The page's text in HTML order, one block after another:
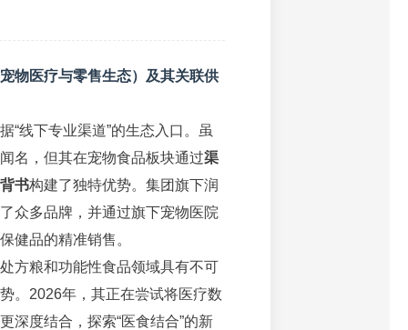
物医疗与零售生态）及其关联供
“线下专业渠道”的生态入口。虽
名，但其在宠物食品板块通过渠
书构建了独特优势。集团旗下润
众多品牌，并通过旗下宠物医院
健品的精准销售。
方粮和功能性食品领域具有不可
。2026年，其正在尝试将医疗数
深度结合，探索“医食结合”的新